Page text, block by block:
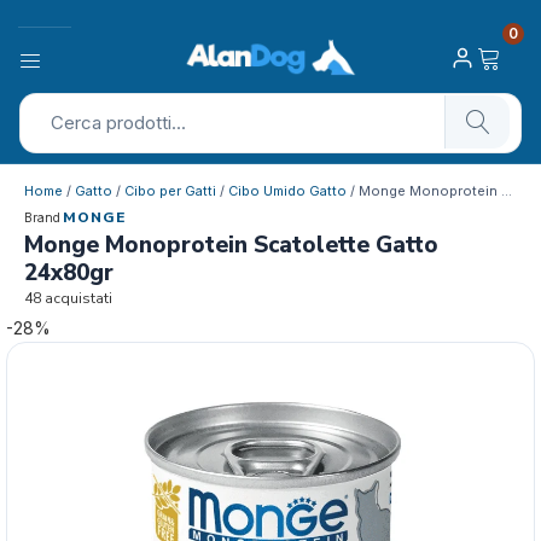
0
Home / Gatto / Cibo per Gatti / Cibo Umido Gatto / Monge Monoprotein Scatolette Gatto 24…
Brand MONGE
Monge Monoprotein Scatolette Gatto
24x80gr
48 acquistati
-28%